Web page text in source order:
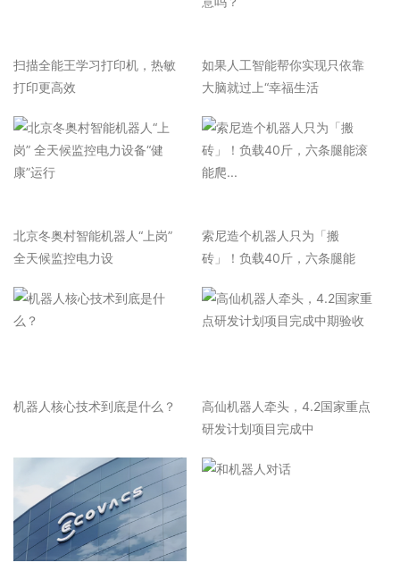
扫描全能王学习打印机，热敏
打印更高效
如果人工智能帮你实现只依靠
大脑就过上“幸福生活
北京冬奥村智能机器人“上岗”
全天候监控电力设
索尼造个机器人只为「搬
砖」！负载40斤，六条腿能
机器人核心技术到底是什么？
高仙机器人牵头，4.2国家重点
研发计划项目完成中